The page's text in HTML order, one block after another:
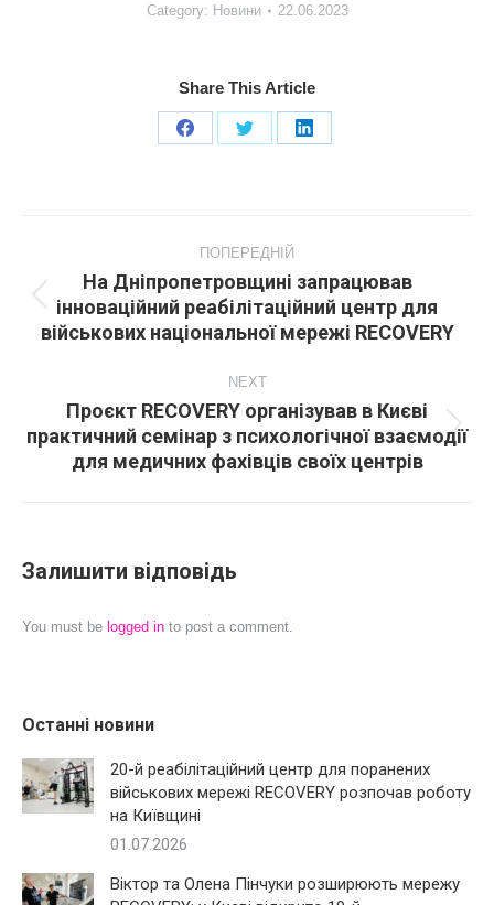
Category: Новини 22.06.2023
Share This Article
Share
Share
Share
ПОПЕРЕДНІЙ
Попередній
пост:
На Дніпропетровщині запрацював
інноваційний реабілітаційний центр для
військових національної мережі RECOVERY
NEXT
Next
post:
Проєкт RECOVERY організував в Києві
практичний семінар з психологічної взаємодії
для медичних фахівців своїх центрів
Залишити відповідь
You must be logged in to post a comment.
Останні новини
20-й реабілітаційний центр для поранених
військових мережі RECOVERY розпочав роботу
на Київщині
01.07.2026
Віктор та Олена Пінчуки розширюють мережу